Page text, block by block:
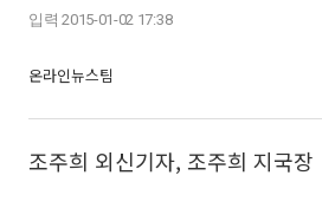
입력 2015-01-02 17:38
온라인뉴스팀
조주희 외신기자, 조주희 지국장